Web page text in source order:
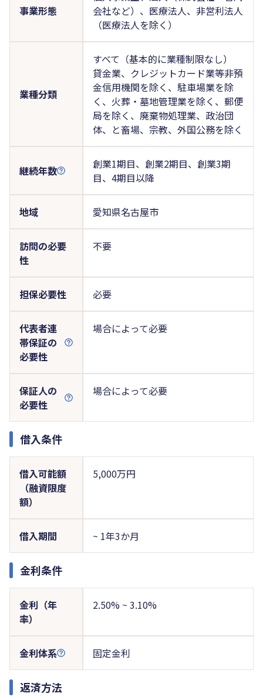
事業形態
会社など）、医療法人、非営利法人
（医療法人を除く）
業種分類
すべて（基本的に業種制限なし）
貸金業、クレジットカード業等非預
金信用機関を除く、駐車場業を除
く、火葬・墓地管理業を除く、郵便
局を除く、廃棄物処理業、政治団
体、と畜場、宗教、外国公務を除く
継続年数
創業1期目、創業2期目、創業3期
目、4期目以降
地域 愛知県名古屋市
訪問の必要
性
不要
担保必要性 必要
代表者連
帯保証の
必要性
場合によって必要
保証人の
必要性
場合によって必要
借入条件
借入可能額
（融資限度
額）
5,000万円
借入期間 ~ 1年3か月
金利条件
金利（年
率）
2.50% ~ 3.10%
金利体系 固定金利
返済方法